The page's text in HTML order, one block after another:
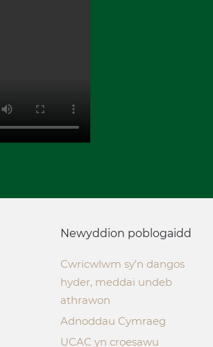
Newyddion poblogaidd
Cwricwlwm sy’n dangos
hyder, meddai undeb
athrawon
Adnoddau Cymraeg
UCAC yn croesawu